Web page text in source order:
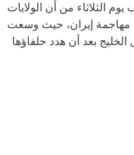
الثلاثاء من أن الولايات
مهاجمة إيران، حيث وسعت
بعد أن هدد حلفاؤها